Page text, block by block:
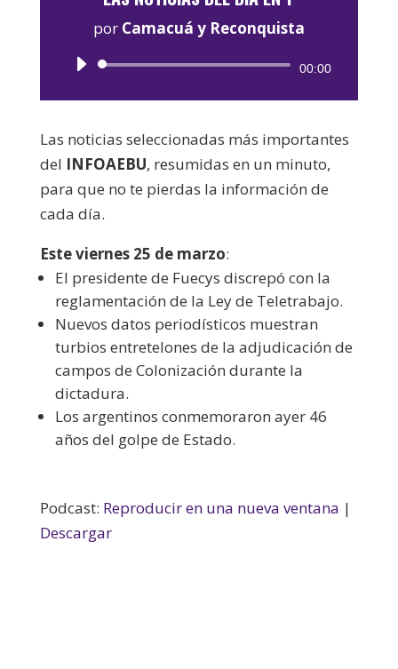
por Camacuá y Reconquista
Reproductor
00:00
Las noticias seleccionadas más importantes
del INFOAEBU, resumidas en un minuto,
para que no te pierdas la información de
cada día.
Este viernes 25 de marzo:
El presidente de Fuecys discrepó con la
reglamentación de la Ley de Teletrabajo.
Nuevos datos periodísticos muestran
turbios entretelones de la adjudicación de
campos de Colonización durante la
dictadura.
Los argentinos conmemoraron ayer 46
años del golpe de Estado.
Podcast: Reproducir en una nueva ventana |
Descargar